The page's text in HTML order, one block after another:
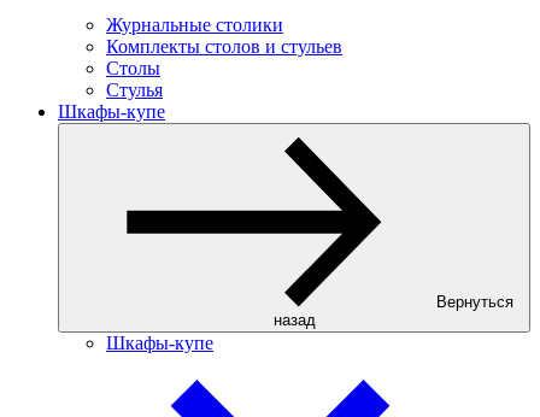
Журнальные столики
Комплекты столов и стульев
Столы
Стулья
Шкафы-купе
Вернуться
назад
Шкафы-купе